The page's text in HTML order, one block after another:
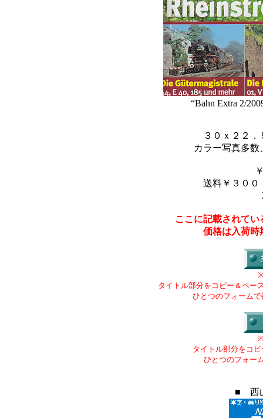
“Bahn Extra 2/
３０ｘ２２
カラー写真多
送料￥３００
ここに記載されて
価格は入荷時
タイトル部分をコピー＆ペー
ひとつのフォーム
タイトル部分をコ
ひとつのフォー
■ 西